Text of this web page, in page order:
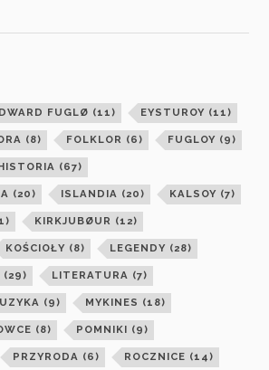
FUGLØ (11) EYSTUROY (11)
(8) FOLKLOR (6) FUGLOY (9)
(67)
(20) ISLANDIA (20) KALSOY (7)
KIRKJUBØUR (12)
KOŚCIOŁY (8) LEGENDY (28)
(29) LITERATURA (7)
(9) MYKINES (18)
(8) POMNIKI (9)
PRZYRODA (6) ROCZNICE (14)